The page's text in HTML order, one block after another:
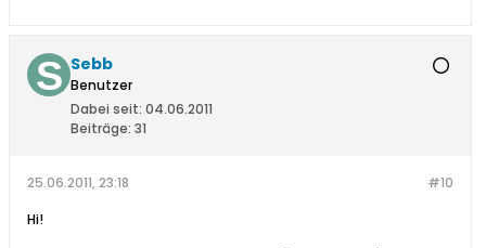
Sebb
Benutzer
Dabei seit: 04.06.2011
Beiträge: 31
#10
25.06.2011, 23:18
Hi!